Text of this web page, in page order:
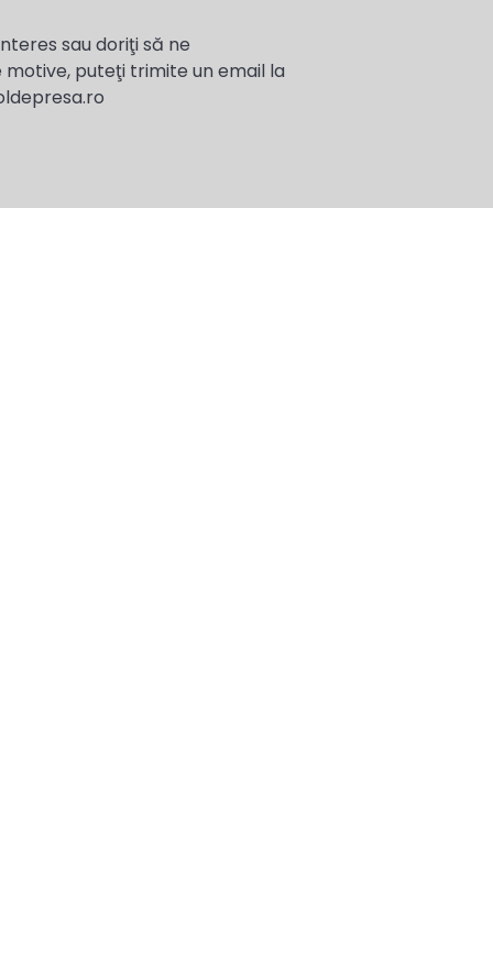
sau doriţi să ne
puteţi trimite un email la